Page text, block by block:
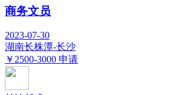
商务文员
2023-07-30
湖南长株潭-长沙
￥2500-3000 申请